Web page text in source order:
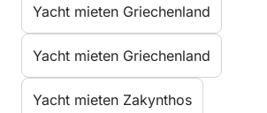
Yacht mieten Griechenland
Yacht mieten Griechenland
Yacht mieten Zakynthos